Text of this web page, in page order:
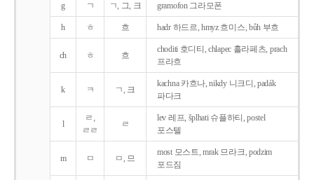
g ㄱ ㄱ, 그, 크 gramofon 그라모폰
h ㅎ 흐 hadr 하드르, hmyz 흐미스, bůh 부흐
ch ㅎ 흐
choditi 호디티, chlapec 흘라페츠, prach
프라흐
k ㅋ ㄱ, 크
kachna 카흐나, nikdy 니크디, padák
파다크
l
ㄹ,
ㄹㄹ
ㄹ
lev 레프, šplhati 슈플하티, postel
포스텔
m ㅁ ㅁ, 므
most 모스트, mrak 므라크, podzim
포드짐